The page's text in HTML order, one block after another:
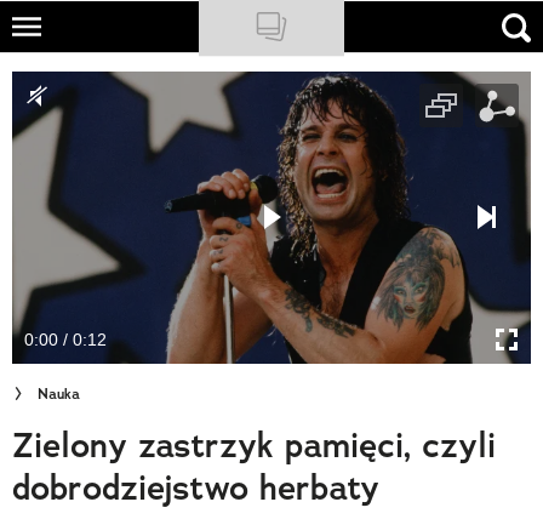
Skip
main
content
NATIONAL GEOGRAPHIC
TRAVELER
PODCASTY
Newsletter
Cuda Polski
Wielki Konkurs Fotograficzny
Trendbook Podróżniczy
Polecane
0:00 / 0:12
Nauka
Zielony zastrzyk pamięci, czyli
dobrodziejstwo herbaty